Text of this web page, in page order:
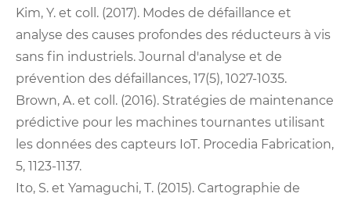
Kim, Y. et coll. (2017). Modes de défaillance et
analyse des causes profondes des réducteurs à vis
sans fin industriels. Journal d'analyse et de
prévention des défaillances, 17(5), 1027-1035.
Brown, A. et coll. (2016). Stratégies de maintenance
prédictive pour les machines tournantes utilisant
les données des capteurs IoT. Procedia Fabrication,
5, 1123-1137.
Ito, S. et Yamaguchi, T. (2015). Cartographie de